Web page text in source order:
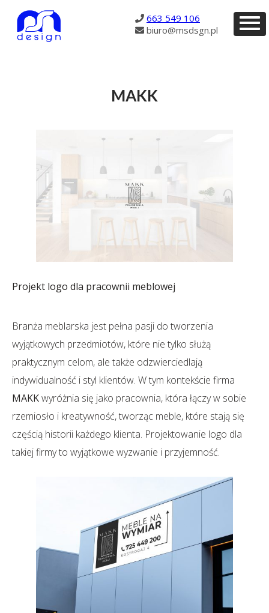
663 549 106
biuro@msdsgn.pl
MAKK
Projekt logo dla pracownii meblowej
Branża meblarska jest pełna pasji do tworzenia
wyjątkowych przedmiotów, które nie tylko służą
praktycznym celom, ale także odzwierciedlają
indywidualność i styl klientów. W tym kontekście firma
MAKKwyróżnia się jako pracownia, która łączy w sobie
rzemiosło i kreatywność, tworząc meble, które stają się
częścią historii każdego klienta. Projektowanie logo dla
takiej firmy to wyjątkowe wyzwanie i przyjemność.